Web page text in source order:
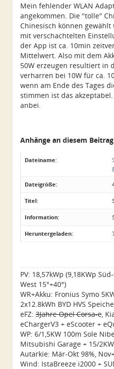
Mein fehlender WLAN
angekommen. Die "tolle"
Chinesisch können
mit verschachtelten
der App ist ca. 10min
Mittelwert. Also mit dem
50W erzeugen resultiert in
verharren bei 10W für ca.
wenn am Ende des Tages
stimmen ist das
anbei.
Anhänge an diesem Beitrag
Dateiname:
Dateigröße:
Titel:
Information:
Heruntergeladen:
PV: 18,57kWp (9,18KWp
West 15°+40°)
WR+Akku: Fronius Symo
2x12.8kWh BYD HVS
eFZ: 3Jahre Opel Corsa-e ,
eChargerV3 + eScooter +
WP: 6/1,5KW 100m Sole
Mitsubishi Garage + 15/
Autarkie: Mär-Okt 98%,
Wind: IstaBreeze i2000 +